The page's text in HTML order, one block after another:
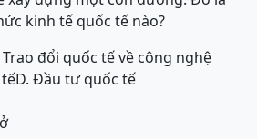
kinh tế quốc tế nào?
Trao đổi quốc tế về công nghệ
D. Đầu tư quốc tế